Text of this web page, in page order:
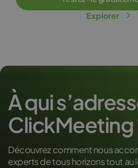
Explorer
À qui
ClickMeeting
Découvrez comment nous
experts de tous horizons tout au